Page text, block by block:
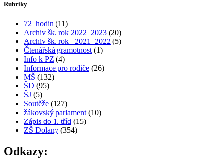
Rubriky
72_hodin (11)
Archiv šk. rok 2022_2023 (20)
Archiv šk. rok_ 2021_2022 (5)
Čtenářská gramotnost (1)
Info k PZ (4)
Informace pro rodiče (26)
MŠ (132)
ŠD (95)
ŠJ (5)
Soutěže (127)
žákovský parlament (10)
Zápis do 1. tříd (15)
ZŠ Dolany (354)
Odkazy: